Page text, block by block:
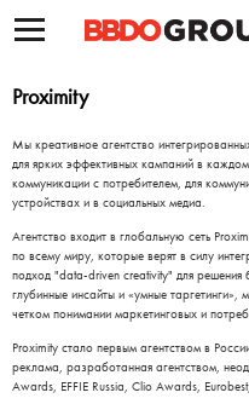
Proximity
Мы креативное агентство
для ярких эффективных кампаний в
коммуникации с потребителем, для
устройствах и в социальных медиа.
Агентство входит в глобальную сеть
по всему миру, которые верят в силу
подход "data-driven creativity" для решения
глубинные инсайты и «умные
четком понимании маркетинговых и
Proximity стало первым агентством в
реклама, разработанная агентством,
Awards, EFFIE Russia, Clio Awards,